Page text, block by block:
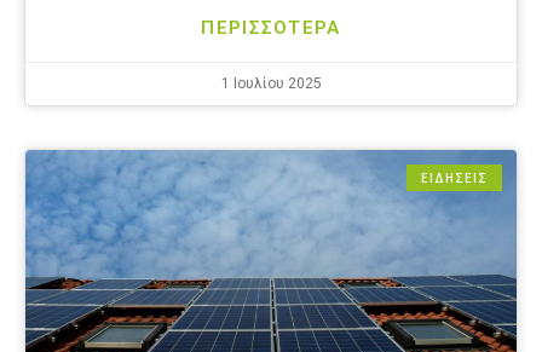
ΠΕΡΙΣΣΟΤΕΡΑ
1 Ιουλίου 2025
ΕΙΔΗΣΕΙΣ